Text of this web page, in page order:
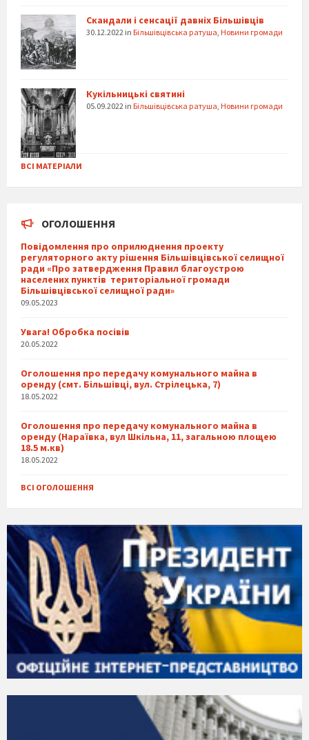
Скандали і сенсації давніх Більшівців
30.12.2022 in Більшівцівська ратуша, Новини громади
Кукільницькі святині
05.09.2022 in Більшівцівська ратуша, Новини громади
ВСІ МАТЕРІАЛИ
ОГОЛОШЕННЯ
Повідомлення про оприлюднення проекту
регуляторного акту рішення Більшівцівської селищної
ради «Про затвердження Правил благоустрою
населених пунктів територіальної громади
Більшівцівської селищної ради»
09.05.2023
Увага! Обробка посівів
20.05.2022
Оголошення про передачу комунального майна в
оренду (смт. Більшівці, вул. Стрілецька, 7)
18.05.2022
Оголошення про передачу комунального майна в
оренду (Нараївка, вул Шкільна, 11, загальною площею
18.5 м.кв)
18.05.2022
ВСІ ОГОЛОШЕННЯ